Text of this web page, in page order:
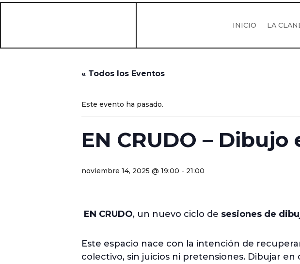
INICIO LA
« Todos los Eventos
Este evento ha pasado.
EN CRUDO – Dibujo
noviembre 14, 2025 @ 19:00 - 21:00
EN CRUDO, un nuevo ciclo de sesiones de
Este espacio nace con la intención de
colectivo, sin juicios ni pretensiones. Dibujar